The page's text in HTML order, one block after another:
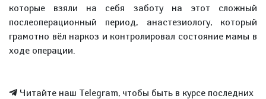
которые взяли на себя заботу на этот сложный
послеоперационный период, анастезиологу, который
грамотно вёл наркоз и контролировал состояние мамы в
ходе операции.
Читайте наш Telegram, чтобы быть в курсе последних